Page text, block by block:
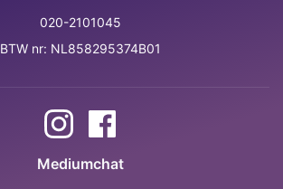
020-2101045
BTW nr: NL858295374B01
Mediumchat